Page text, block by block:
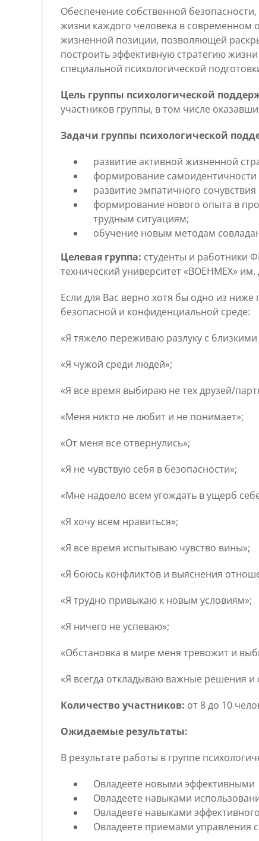
Обеспечение собственной
жизни каждого человека в современном
жизненной позиции, позволяющей
построить эффективную стратегию
специальной психологической
Цель группы психологической
участников группы, в том числе
Задачи группы психологической
развитие активной жизненной
формирование самоидентичности
развитие эмпатичного
формирование нового опыта в
трудным ситуациям;
обучение новым методам
Целевая группа: студенты и работники
технический университет «ВОЕНМЕХ» им.
Если для Вас верно хотя бы одно из
безопасной и конфиденциальной среде:
«Я тяжело переживаю разлуку с
«Я чужой среди людей»;
«Я все время выбираю не тех друзей/
«Меня никто не любит и не понимает»;
«От меня все отвернулись»;
«Я не чувствую себя в безопасности»;
«Мне надоело всем угождать в ущерб
«Я хочу всем нравиться»;
«Я все время испытываю чувство вины»;
«Я боюсь конфликтов и выяснения
«Я трудно привыкаю к новым условиям»;
«Я ничего не успеваю»;
«Обстановка в мире меня тревожит и
«Я всегда откладываю важные решения и
Количество участников: от 8 до 10
Ожидаемые результаты:
В результате работы в группе
Овладеете новыми
Овладеете навыками
Овладеете навыками
Овладеете приемами управления